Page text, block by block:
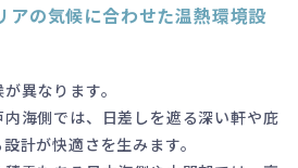
アの気候に合わせた温熱環境設
異なります。
海側では、日差しを遮る深い軒や庇
計が快適さを生みます。